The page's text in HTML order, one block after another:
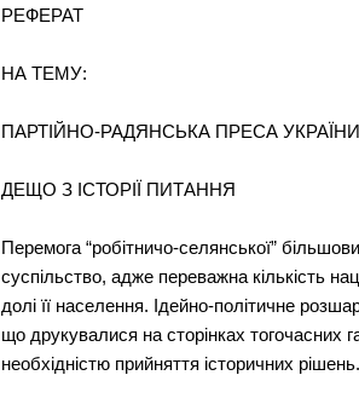
РЕФЕРАТ
НА ТЕМУ:
ПАРТІЙНО-РАДЯНСЬКА ПРЕСА
ДЕЩО З ІСТОРІЇ ПИТАННЯ
Перемога “робітничо-селянської”
суспільство, адже переважна кількість
долі її населення. Ідейно-політичне
що друкувалися на сторінках тогочасних
необхідністю прийняття історичних рішень.